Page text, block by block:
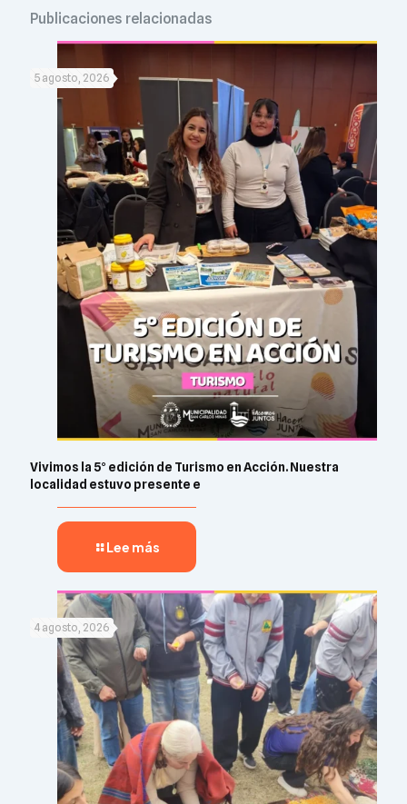
Publicaciones relacionadas
5 agosto, 2026
Vivimos la 5° edición de Turismo en Acción. Nuestra
localidad estuvo presente e
Lee más
4 agosto, 2026